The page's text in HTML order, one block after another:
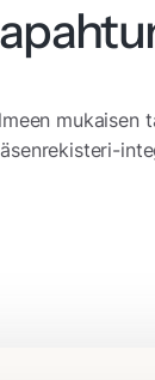
mukaisen